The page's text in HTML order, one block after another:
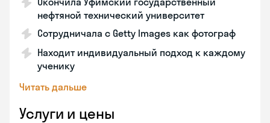
нефтяной технический университет
Сотрудничала с Getty Images как фотограф
Находит индивидуальный подход к каждому
ученику
Читать дальше
Услуги и цены